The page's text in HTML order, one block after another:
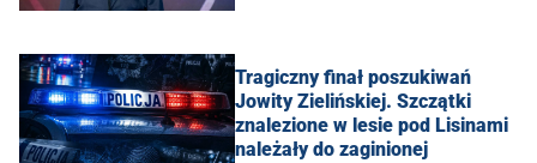
Tragiczny finał poszukiwań
Jowity Zielińskiej. Szczątki
znalezione w lesie pod Lisinami
należały do zaginionej